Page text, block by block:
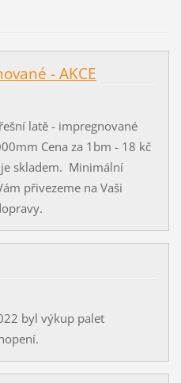
- AKCE
latě - impregnované
Cena za 1bm - 18 kč
skladem. Minimální
přivezeme na Vaši
byl výkup palet